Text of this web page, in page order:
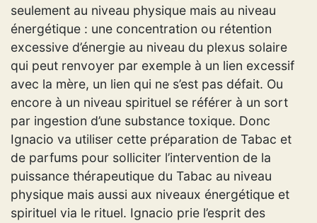
seulement au niveau physique mais au niveau
énergétique : une concentration ou rétention
excessive d’énergie au niveau du plexus solaire
qui peut renvoyer par exemple à un lien excessif
avec la mère, un lien qui ne s’est pas défait. Ou
encore à un niveau spirituel se référer à un sort
par ingestion d’une substance toxique. Donc
Ignacio va utiliser cette préparation de Tabac et
de parfums pour solliciter l’intervention de la
puissance thérapeutique du Tabac au niveau
physique mais aussi aux niveaux énergétique et
spirituel via le rituel. Ignacio prie l’esprit des